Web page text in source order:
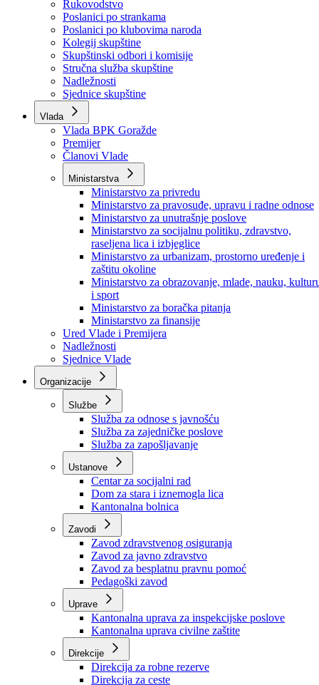
Skupština
Skupština BPK Goražde
Rukovodstvo
Poslanici po strankama
Poslanici po klubovima naroda
Kolegij skupštine
Skupštinski odbori i komisije
Stručna služba skupštine
Nadležnosti
Sjednice skupštine
Vlada
Vlada BPK Goražde
Premijer
Članovi Vlade
Ministarstva
Ministarstvo za privredu
Ministarstvo za pravosuđe, upravu i radne odnose
Ministarstvo za unutrašnje poslove
Ministarstvo za socijalnu politiku, zdravstvo,
raseljena lica i izbjeglice
Ministarstvo za urbanizam, prostorno uređenje i
zaštitu okoline
Ministarstvo za obrazovanje, mlade, nauku,
i sport
Ministarstvo za boračka pitanja
Ministarstvo za finansije
Ured Vlade i Premijera
Nadležnosti
Sjednice Vlade
Organizacije
Službe
Služba za odnose s javnošću
Služba za zajedničke poslove
Služba za zapošljavanje
Ustanove
Centar za socijalni rad
Dom za stara i iznemogla lica
Kantonalna bolnica
Zavodi
Zavod zdravstvenog osiguranja
Zavod za javno zdravstvo
Zavod za besplatnu pravnu pomoć
Pedagoški zavod
Kantonalna uprava za inspekcijske poslove
Kantonalna uprava civilne zaštite